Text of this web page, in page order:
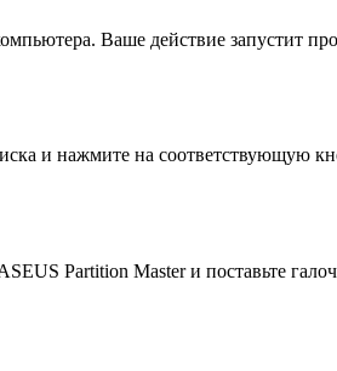
Ваше действие запустит
и нажмите на соответствующую
Partition Master и поставьте